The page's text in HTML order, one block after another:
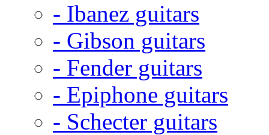
- Ibanez guitars
- Gibson guitars
- Fender guitars
- Epiphone guitars
- Schecter guitars